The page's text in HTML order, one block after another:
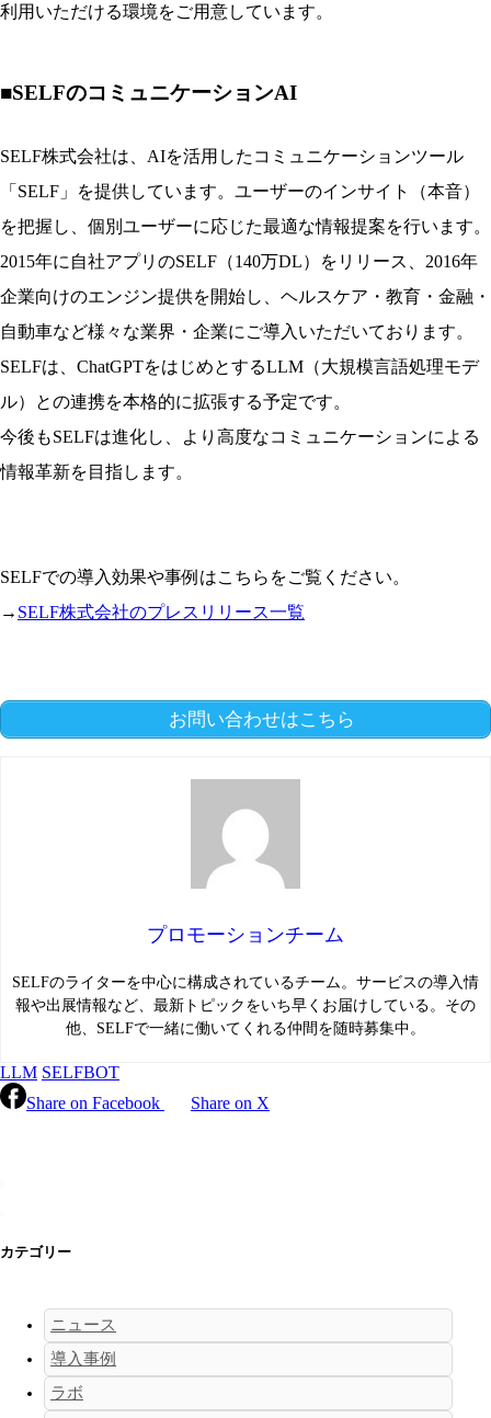
利用いただける環境をご用意しています。
■SELFのコミュニケーションAI
SELF株式会社は、AIを活用したコミュニケーションツール
「SELF」を提供しています。ユーザーのインサイト（本音）
を把握し、個別ユーザーに応じた最適な情報提案を行います。
2015年に自社アプリのSELF（140万DL）をリリース、2016年
企業向けのエンジン提供を開始し、ヘルスケア・教育・金融・
自動車など様々な業界・企業にご導入いただいております。
SELFは、ChatGPTをはじめとするLLM（大規模言語処理モデ
ル）との連携を本格的に拡張する予定です。
今後もSELFは進化し、より高度なコミュニケーションによる
情報革新を目指します。
SELFでの導入効果や事例はこちらをご覧ください。
→ SELF株式会社のプレスリリース一覧
お問い合わせはこちら
プロモーションチーム
SELFのライターを中心に構成されているチーム。サービスの導入情
報や出展情報など、最新トピックをいち早くお届けしている。その
他、SELFで一緒に働いてくれる仲間を随時募集中。
LLM SELFBOT
Share on Facebook
Share on X
カテゴリー
ニュース
導入事例
ラボ